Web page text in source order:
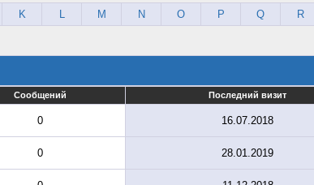
K L M N O P Q R
Сообщений Последний визит
0 16.07.2018
0 28.01.2019